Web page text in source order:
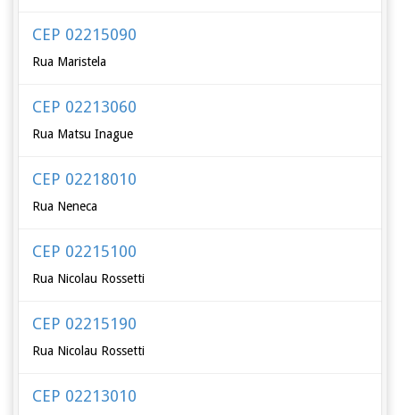
CEP 02215090
Rua Maristela
CEP 02213060
Rua Matsu Inague
CEP 02218010
Rua Neneca
CEP 02215100
Rua Nicolau Rossetti
CEP 02215190
Rua Nicolau Rossetti
CEP 02213010